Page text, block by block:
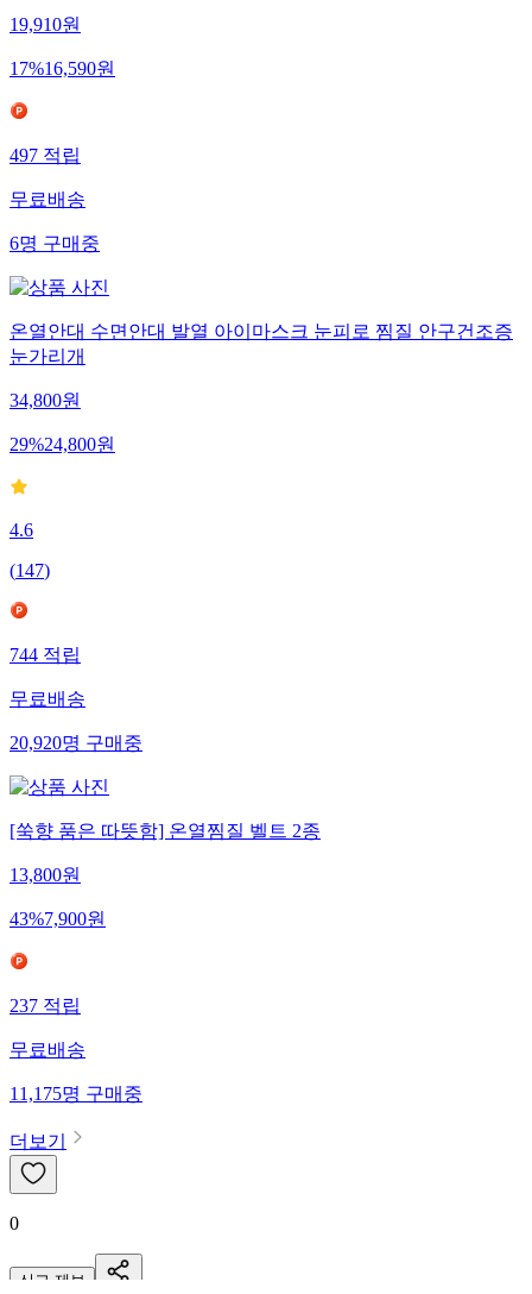
19,910원
17%16,590원
497적립
무료배송
6명구매중
온열안대 수면안대 발열 아이마스크 눈피로 찜질 안구건조증
눈가리개
34,800원
29%24,800원
4.6
(147)
744적립
무료배송
20,920명구매중
[쑥향 품은 따뜻함] 온열찜질 벨트 2종
13,800원
43%7,900원
237적립
무료배송
11,175명구매중
더보기
0